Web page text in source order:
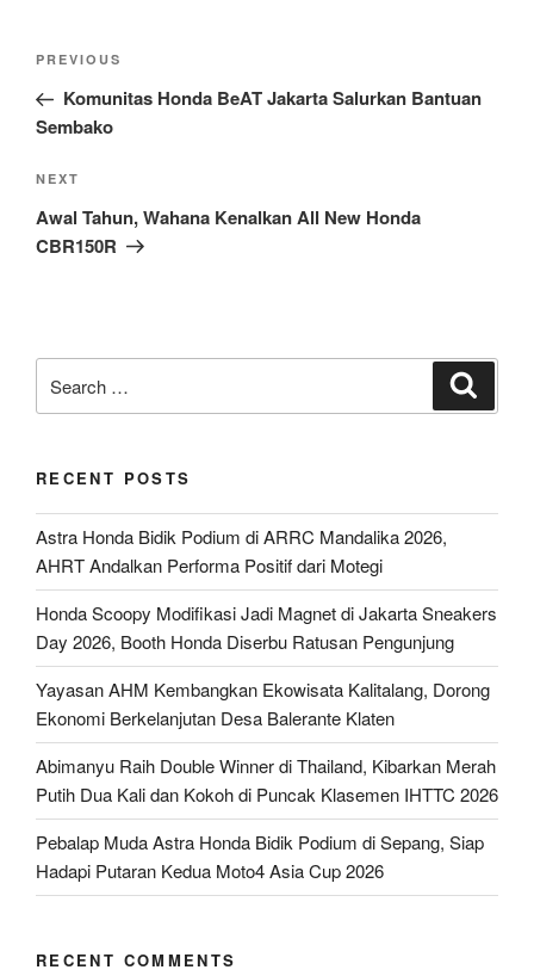
Post
Previous
Post
PREVIOUS
Komunitas Honda BeAT Jakarta Salurkan Bantuan
Sembako
Next
Post
NEXT
Awal Tahun, Wahana Kenalkan All New Honda
CBR150R
for:
RECENT POSTS
Astra Honda Bidik Podium di ARRC Mandalika 2026,
AHRT Andalkan Performa Positif dari Motegi
Honda Scoopy Modifikasi Jadi Magnet di Jakarta Sneakers
Day 2026, Booth Honda Diserbu Ratusan Pengunjung
Yayasan AHM Kembangkan Ekowisata Kalitalang, Dorong
Ekonomi Berkelanjutan Desa Balerante Klaten
Abimanyu Raih Double Winner di Thailand, Kibarkan Merah
Putih Dua Kali dan Kokoh di Puncak Klasemen IHTTC 2026
Pebalap Muda Astra Honda Bidik Podium di Sepang, Siap
Hadapi Putaran Kedua Moto4 Asia Cup 2026
RECENT COMMENTS